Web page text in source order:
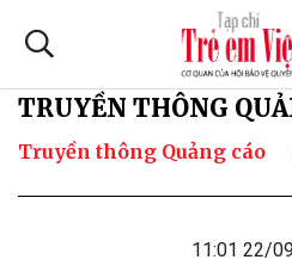
TRUYỀN THÔNG
Truyền thông Quảng cáo
11:01 22/